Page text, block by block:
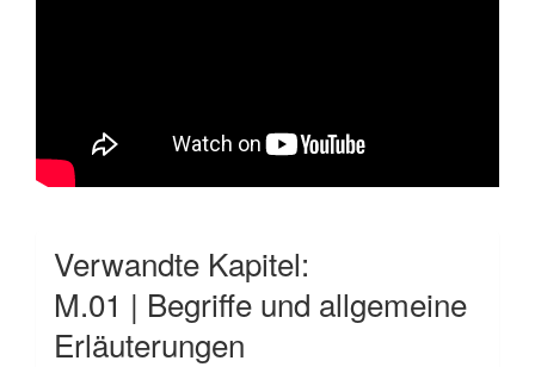
Verwandte Kapitel:
M.01 | Begriffe und allgemeine
Erläuterungen